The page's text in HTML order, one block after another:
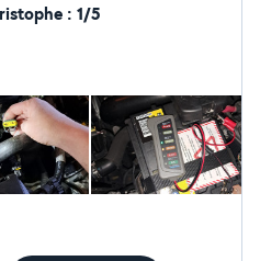
Management
: 1/5